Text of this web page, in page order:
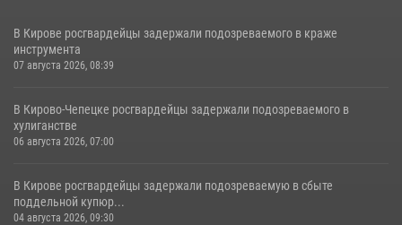
В Кирове росгвардейцы задержали подозреваемого в краже
инструмента
07 августа 2026, 08:39
В Кирово-Чепецке росгвардейцы задержали подозреваемого в
хулиганстве
06 августа 2026, 07:00
В Кирове росгвардейцы задержали подозреваемую в сбыте
поддельной купюр...
04 августа 2026, 09:30